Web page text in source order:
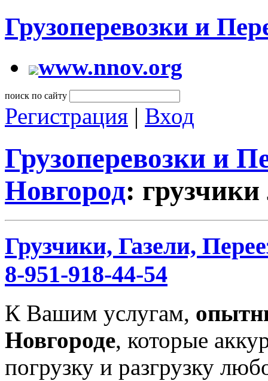
Грузоперевозки и
www.nnov.org
поиск по сайту
Регистрация | Вход
Грузоперевозки и
Новгород:
Грузчики, Газели,
8-951-918-44-54
К Вашим услугам,
Новгороде, которые
погрузку и разгрузку